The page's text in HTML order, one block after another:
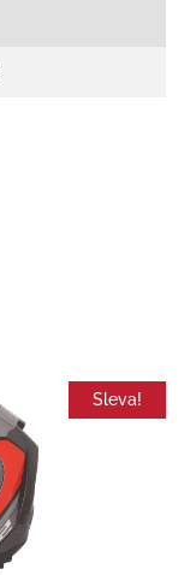
Sleva!